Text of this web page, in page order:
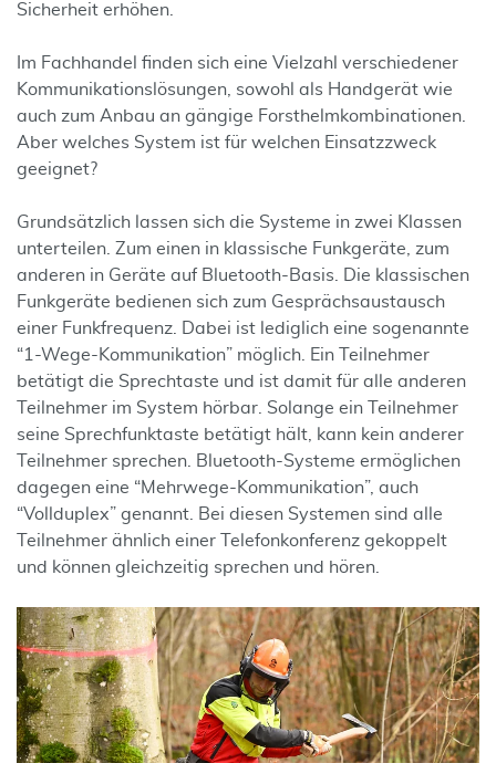
Sicherheit erhöhen.
Im Fachhandel finden sich eine Vielzahl verschiedener
Kommunikationslösungen, sowohl als Handgerät wie
auch zum Anbau an gängige Forsthelmkombinationen.
Aber welches System ist für welchen Einsatzzweck
geeignet?
Grundsätzlich lassen sich die Systeme in zwei Klassen
unterteilen. Zum einen in klassische Funkgeräte, zum
anderen in Geräte auf Bluetooth-Basis. Die klassischen
Funkgeräte bedienen sich zum Gesprächsaustausch
einer Funkfrequenz. Dabei ist lediglich eine sogenannte
“1-Wege-Kommunikation” möglich. Ein Teilnehmer
betätigt die Sprechtaste und ist damit für alle anderen
Teilnehmer im System hörbar. Solange ein Teilnehmer
seine Sprechfunktaste betätigt hält, kann kein anderer
Teilnehmer sprechen. Bluetooth-Systeme ermöglichen
dagegen eine “Mehrwege-Kommunikation”, auch
“Vollduplex” genannt. Bei diesen Systemen sind alle
Teilnehmer ähnlich einer Telefonkonferenz gekoppelt
und können gleichzeitig sprechen und hören.